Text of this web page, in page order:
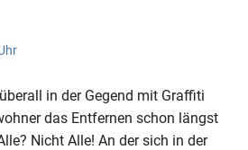
in der Gegend mit Graffiti
das Entfernen schon längst
Nicht Alle! An der sich in der